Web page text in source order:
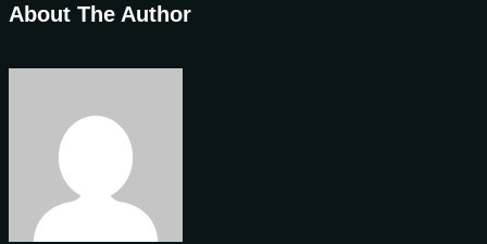
About The Author